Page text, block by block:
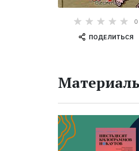
0
ПОДЕЛИТЬСЯ